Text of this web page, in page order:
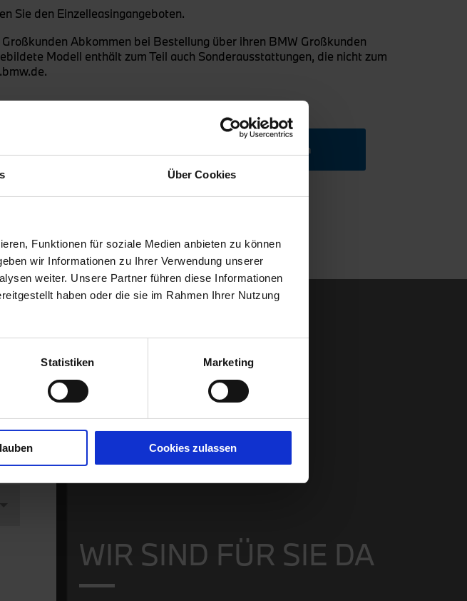
Über Cookies
Funktionen für soziale Medien anbieten zu können
wir Informationen zu Ihrer Verwendung unserer
weiter. Unsere Partner führen diese Informationen
haben oder die sie im Rahmen Ihrer Nutzung
Statistiken Marketing
Cookies zulassen
Sie den Einzelleasingangeboten.
Abkommen bei Bestellung über ihren BMW Großkunden
Modell enthält zum Teil auch Sonderausstattungen, die nicht zum
Angebot einholen
WIR SIND FÜR SIE DA